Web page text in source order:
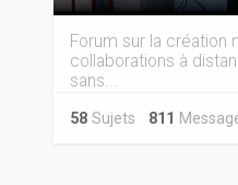
Forum sur la création
collaborations à
sans...
58Sujets 811